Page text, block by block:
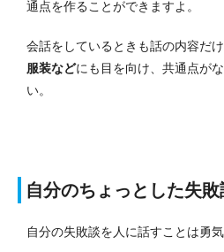
通点を作ることができますよ。
会話をしているときも話の内容だけ
服装などにも目を向け、共通点が
い。
自分のちょっとした失
自分の失敗談を人に話すことは勇